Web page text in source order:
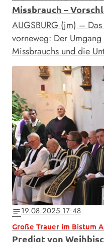
Missbrauch –
AUGSBURG (jm) –
vorneweg: Der
Missbrauchs und die
notes19.08.2025 17:48
Große Trauer im Bistum
Predigt von